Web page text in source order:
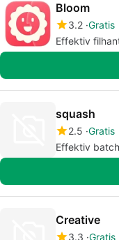
Bloom
3.2 Gratis
Effektiv
squash
2.5 Gratis
Effektiv
Creative
3.3 Gratis